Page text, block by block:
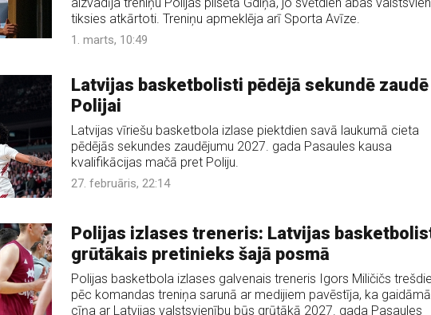
tiksies atkārtoti. Treniņu apmeklēja arī Sporta Avīze.
1. marts, 10:49
Latvijas basketbolisti pēdējā sekundē zaudē
Polijai
Latvijas vīriešu basketbola izlase piektdien savā laukumā cieta
pēdējās sekundes zaudējumu 2027. gada Pasaules kausa
kvalifikācijas mačā pret Poliju.
27. februāris, 22:14
Polijas izlases treneris: Latvijas
grūtākais pretinieks šajā posmā
Polijas basketbola izlases galvenais treneris Igors Miličičs
pēc komandas treniņa sarunā ar medijiem pavēstīja, ka gaidāmā
cīņa ar Latvijas valstsvienību būs grūtākā 2027. gada Pasaules